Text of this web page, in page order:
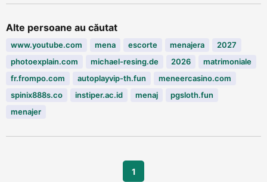
Alte persoane au căutat
www.youtube.com mena escorte menajera
2027
photoexplain.com
michael-resing.de 2026
matrimoniale
fr.frompo.com
autoplayvip-th.fun
meneercasino.com
spinix888s.co
instiper.ac.id menaj
pgsloth.fun
menajer
1